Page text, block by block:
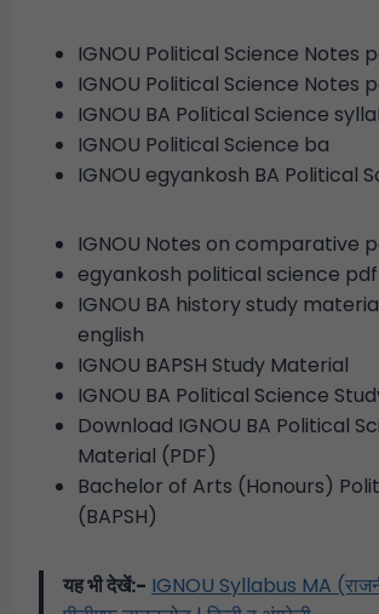
IGNOU Political Science Notes
IGNOU Political Science Notes
IGNOU BA Political Science
IGNOU Political Science ba
IGNOU egyankosh BA Political
IGNOU Notes on comparative
egyankosh political science pdf
IGNOU BA history study
english
IGNOU BAPSH Study Material
IGNOU BA Political Science
Download IGNOU BA Political
Material (PDF)
Bachelor of Arts (Honours)
(BAPSH)
यह भी देखें:- IGNOU Syllabus MA